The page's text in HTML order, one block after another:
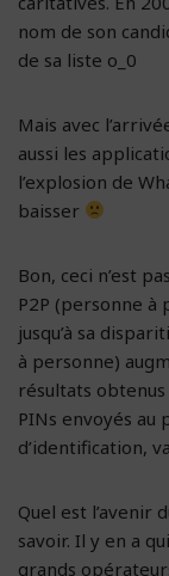
nom de son
de sa liste o_0
Mais avec
aussi les
l’explosion de
baisser
Bon, ceci n’est
P2P (personne à
jusqu’à sa
à personne)
résultats
PINs envoyés au
d’identification,
Quel est l’avenir
savoir. Il y en a
grands